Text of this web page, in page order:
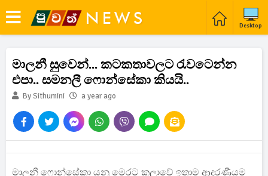
Desktop
මාලනී සුවෙන්... කටකතාවලට රැවටෙන්න
එපා.. සමනලී ෆොන්සේකා කියයි..
By Sithumini a year ago
මාලනී ෆොන්සේකා යනු මෙරට කලාවේ ඉතාම ආදරණීයම